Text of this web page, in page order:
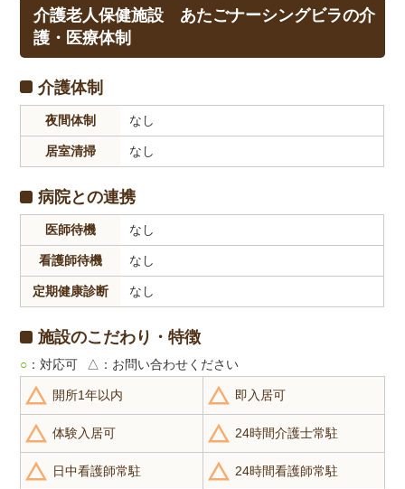
介護老人保健施設 あたごナーシングビラの介
護・医療体制
介護体制
夜間体制 なし
居室清掃 なし
病院との連携
医師待機 なし
看護師待機 なし
定期健康診断 なし
施設のこだわり・特徴
○ ：対応可 △ ：お問い合わせください
開所1年以内 即入居可
体験入居可 24時間介護士常駐
日中看護師常駐 24時間看護師常駐